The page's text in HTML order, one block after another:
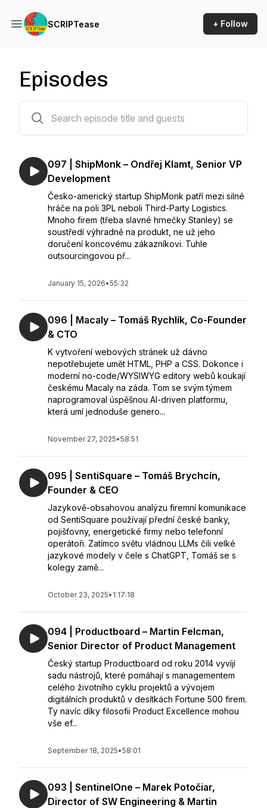
SCRIPTease + Follow
Episodes
097 | ShipMonk – Ondřej Klamt, Senior VP
Development
Česko-americký startup ShipMonk patří mezi silné
hráče na poli 3PL neboli Third-Party Logistics.
Mnoho firem (třeba slavné hrnečky Stanley) se
soustředí výhradně na produkt, ne už jeho
doručení koncovému zákazníkovi. Tuhle
outsourcingovou př...
January 15, 2026•55:32
096 | Macaly – Tomáš Rychlík, Co-Founder
& CTO
K vytvoření webových stránek už dávno
nepotřebujete umět HTML, PHP a CSS. Dokonce i
moderní no-code/WYSIWYG editory webů koukají
českému Macaly na záda. Tom se svým týmem
naprogramoval úspěšnou AI-driven platformu,
která umí jednoduše genero...
November 27, 2025•58:51
095 | SentiSquare – Tomáš Brychcín,
Founder & CEO
Jazykově-obsahovou analýzu firemní komunikace
od SentiSquare používají přední české banky,
pojišťovny, energetické firmy nebo telefonní
operátoři. Zatímco světu vládnou LLMs čili velké
jazykové modely v čele s ChatGPT, Tomáš se s
kolegy zamě...
October 23, 2025• 1:17:18
094 | Productboard – Martin Felcman,
Senior Director of Product Management
Český startup Productboard od roku 2014 vyvíjí
sadu nástrojů, které pomáhají s managementem
celého životního cyklu projektů a vývojem
digitálních produktů v desítkách Fortune 500 firem.
Ty navíc díky filosofii Product Excellence mohou
vše ef...
September 18, 2025•58:01
093 | SentinelOne – Marek Potočiar,
Director of SW Engineering & Martin